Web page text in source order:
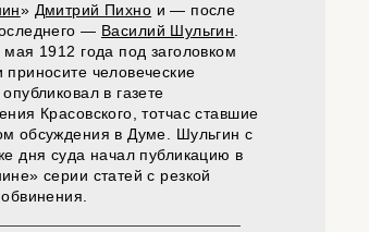
» Дмитрий Пихно и — после
— Василий Шульгин
1912 года под заголовком
человеческие
в газете
Красовского, тотчас ставшие
обсуждения в Думе. Шульгин с
дня суда начал публикацию в
серии статей с резкой